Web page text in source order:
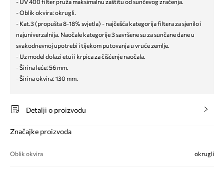
- UV 400 filter pruža maksimalnu zaštitu od sunčevog zračenja.
- Oblik okvira: okrugli.
- Kat.3 (propušta 8-18% svjetla) - najčešća kategorija filtera za sjenilo i
najuniverzalnija. Naočale kategorije 3 savršene su za sunčane dane u
svakodnevnoj upotrebi i tijekom putovanja u vruće zemlje.
- Uz model dolazi etui i krpica za čišćenje naočala.
- Širina leće: 56 mm.
- Širina okvira: 130 mm.
Detalji o proizvodu
Značajke proizvoda
Oblik okvira okrugli